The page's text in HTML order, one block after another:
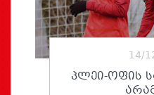
14/
ᲞᲚᲔᲘ-ᲝᲤᲘᲡ